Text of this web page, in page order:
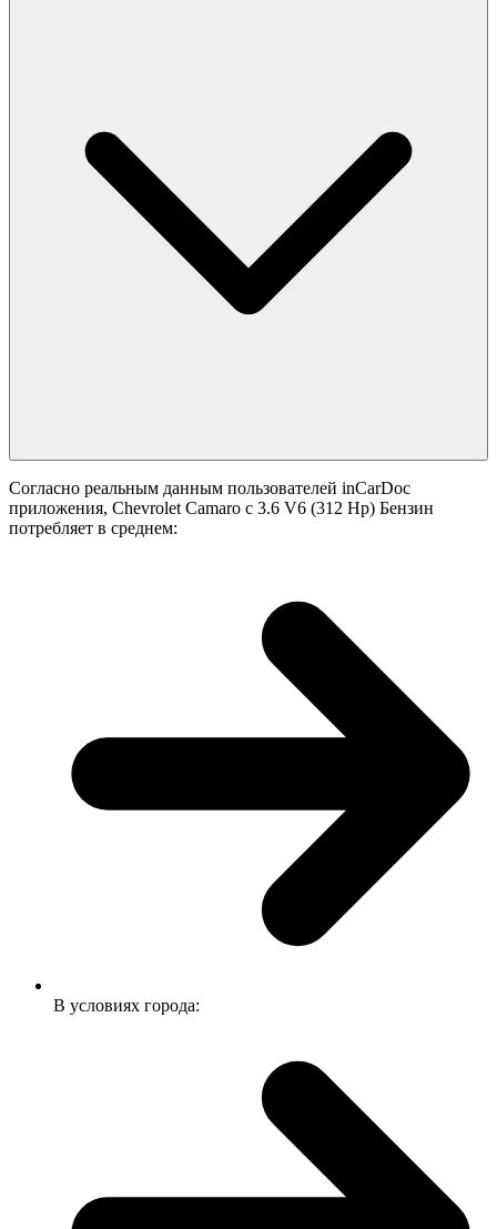
Согласно реальным данным пользователей inCarDoc
приложения, Chevrolet Camaro с 3.6 V6 (312 Hp) Бензин
потребляет в среднем:
В условиях города: